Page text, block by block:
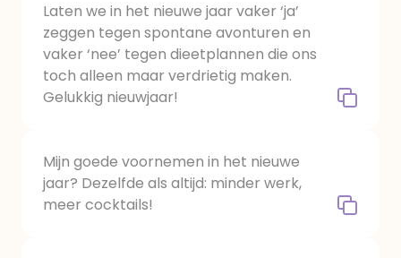
Laten we in het nieuwe jaar vaker ‘ja’
zeggen tegen spontane avonturen en
vaker ‘nee’ tegen dieetplannen die ons
toch alleen maar verdrietig maken.
Gelukkig nieuwjaar!
Mijn goede voornemen in het nieuwe
jaar? Dezelfde als altijd: minder werk,
meer cocktails!